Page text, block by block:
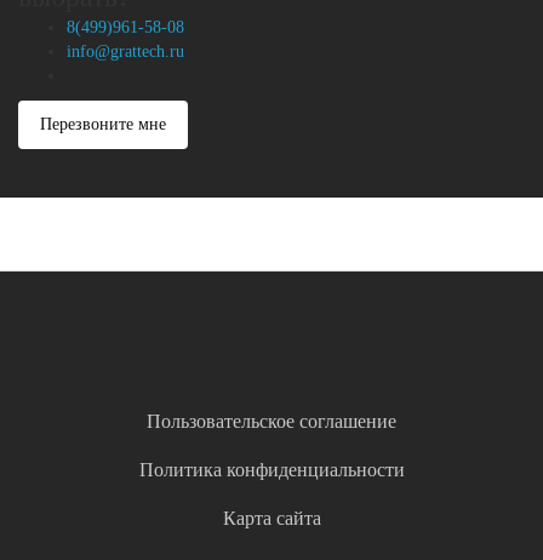
8(499)961-58-08
info@grattech.ru
Перезвоните мне
Пользовательское соглашение
Политика конфиденциальности
Карта сайта